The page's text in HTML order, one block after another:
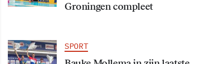
Groningen compleet
SPORT